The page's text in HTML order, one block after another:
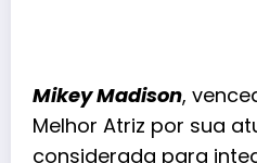
Mikey Madison,
Melhor Atriz por sua
considerada para